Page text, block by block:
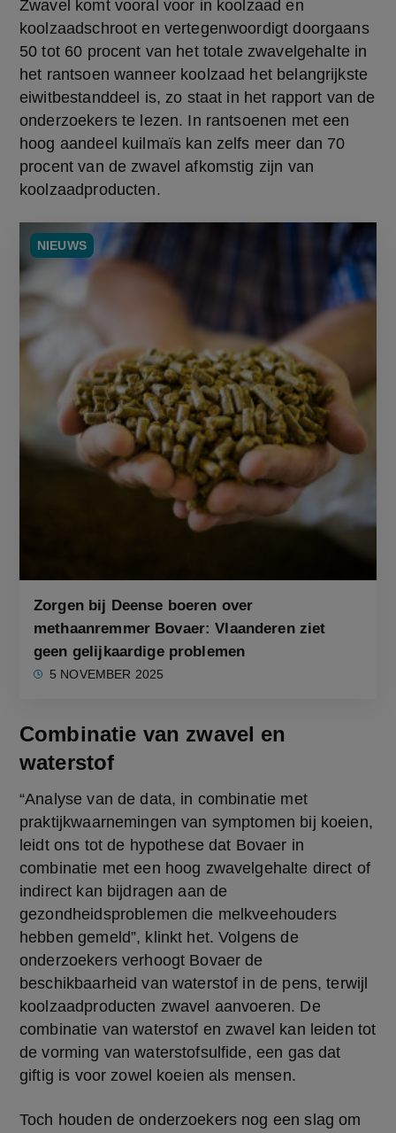
Zwavel komt vooral voor in koolzaad en
koolzaadschroot en vertegenwoordigt doorgaans
50 tot 60 procent van het totale zwavelgehalte in
het rantsoen wanneer koolzaad het belangrijkste
eiwitbestanddeel is, zo staat in het rapport van de
onderzoekers te lezen. In rantsoenen met een
hoog aandeel kuilmaïs kan zelfs meer dan 70
procent van de zwavel afkomstig zijn van
koolzaadproducten.
NIEUWS
Zorgen bij Deense boeren over
methaanremmer Bovaer: Vlaanderen ziet
geen gelijkaardige problemen
5 NOVEMBER 2025
Combinatie van zwavel en
waterstof
“Analyse van de data, in combinatie met
praktijkwaarnemingen van symptomen bij koeien,
leidt ons tot de hypothese dat Bovaer in
combinatie met een hoog zwavelgehalte direct of
indirect kan bijdragen aan de
gezondheidsproblemen die melkveehouders
hebben gemeld”, klinkt het. Volgens de
onderzoekers verhoogt Bovaer de
beschikbaarheid van waterstof in de pens, terwijl
koolzaadproducten zwavel aanvoeren. De
combinatie van waterstof en zwavel kan leiden tot
de vorming van waterstofsulfide, een gas dat
giftig is voor zowel koeien als mensen.
Toch houden de onderzoekers nog een slag om